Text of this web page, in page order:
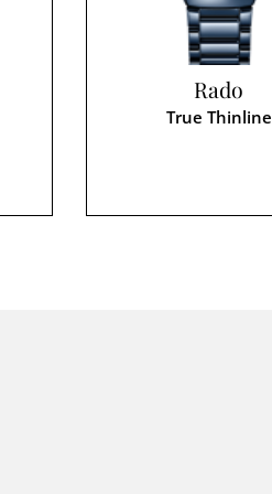
Rado
True Thinline